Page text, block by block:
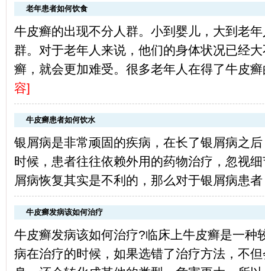
老年患者如何饮食
牛皮癣的出现不分人群。小到婴儿，大到老
群。对于老年人来说，他们的身体状况已经
癣，就会更加难受。很多老年人在得了牛皮
容]
牛皮癣患者如何饮水
银屑病是非常顽固的疾病，在长了银屑病之
时候，患者往往依赖外用的药物治疗，忽视
屑病恢复其实是不利的，那么对于银屑病患
牛皮癣发病该如何治疗
牛皮癣发病该如何治疗?临床上牛皮癣是一种
病在治疗的时候，如果选错了治疗方法，不